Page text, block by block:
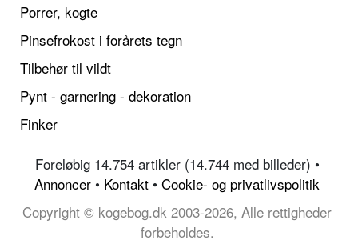
Porrer, kogte
Pinsefrokost i forårets tegn
Tilbehør til vildt
Pynt - garnering - dekoration
Finker
Foreløbig 14.754 artikler (14.744 med billeder) •
Annoncer • Kontakt • Cookie- og privatlivspolitik
Copyright © kogebog.dk 2003-2026, Alle rettigheder
forbeholdes.